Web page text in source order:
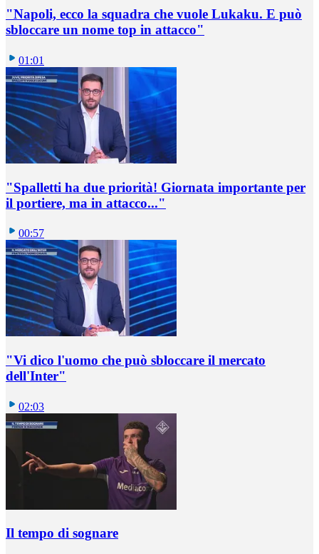
"Napoli, ecco la squadra che vuole Lukaku. E può
sbloccare un nome top in attacco"
01:01
"Spalletti ha due priorità! Giornata importante per
il portiere, ma in attacco..."
00:57
"Vi dico l'uomo che può sbloccare il mercato
dell'Inter"
02:03
Il tempo di sognare